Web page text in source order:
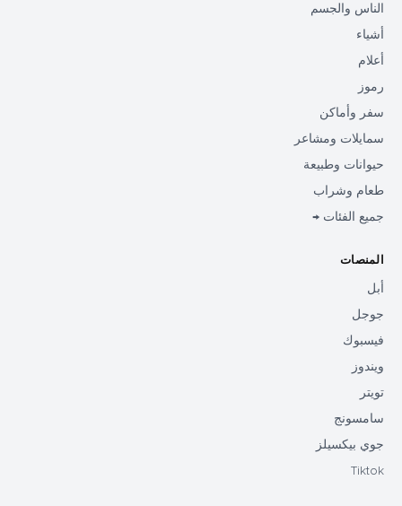
الناس والجسم
أشياء
أعلام
رموز
سفر وأماكن
سمايلات ومشاعر
حيوانات وطبيعة
طعام وشراب
جميع الفئات →
المنصات
أبل
جوجل
فيسبوك
ويندوز
تويتر
سامسونج
جوي بيكسيلز
Tiktok